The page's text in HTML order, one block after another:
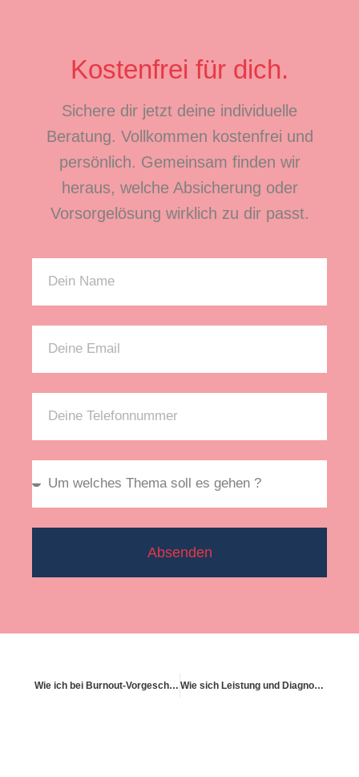
Kostenfrei für dich.
Sichere dir jetzt deine individuelle
Beratung. Vollkommen kostenfrei und
persönlich. Gemeinsam finden wir
heraus, welche Absicherung oder
Vorsorgelösung wirklich zu dir passt.
Absenden
Wie ich bei Burnout-Vorgeschichte gute Chancen behalte Wie sich Leistung und Diagnosezeitpunkt unterscheiden